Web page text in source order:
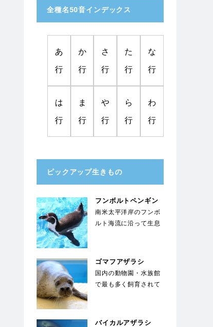
全種名50音インデックス
あ
行
か
行
さ
行
た
行
な
行
は
行
ま
行
や
行
ら
行
わ
行
ピックアップ生きもの
フンボルトペンギン
南米太平洋岸のフンボ
ルト海流に沿って生息
が…
ゴマフアザラシ
国内の動物園・水族館
で最も多く飼育されて
バイカルアザラシ